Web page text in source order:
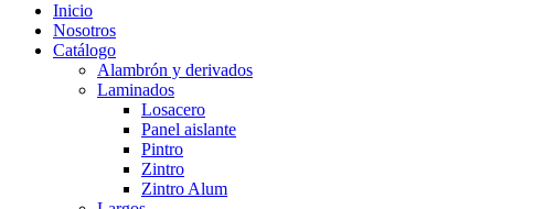
Inicio
Nosotros
Catálogo
Alambrón y derivados
Laminados
Losacero
Panel aislante
Pintro
Zintro
Zintro Alum